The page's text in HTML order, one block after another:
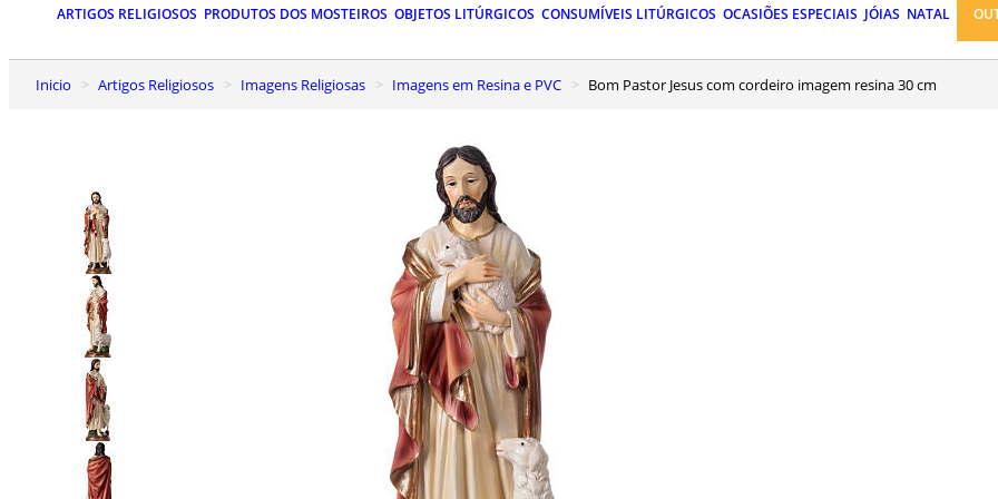
ARTIGOS RELIGIOSOS PRODUTOS DOS MOSTEIROS OBJETOS LITÚRGICOS CONSUMÍVEIS LITÚRGICOS OCASIÕES ESPECIAIS JÓIAS NATAL
Inicio Artigos Religiosos Imagens Religiosas Imagens em Resina e PVC Bom Pastor Jesus com cordeiro imagem resina 30 cm